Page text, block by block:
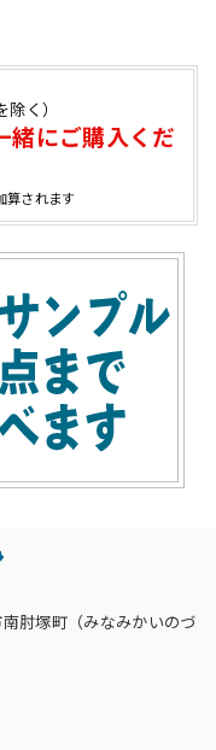
除く）
緒にご購入くだ
算されます
肘塚町（みなみかいのづ